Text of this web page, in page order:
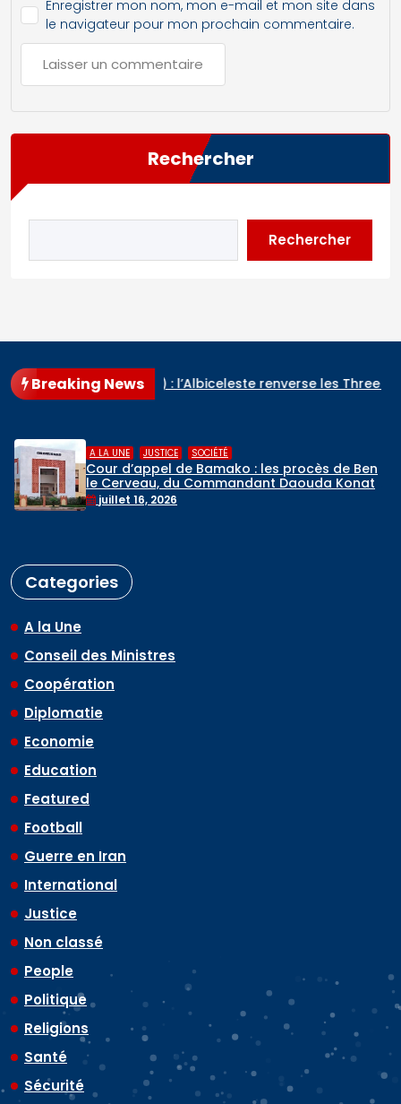
Enregistrer mon nom, mon e-mail et mon site dans
le navigateur pour mon prochain commentaire.
Rechercher
Rechercher
Breaking News
(2-1) : l’Albiceleste renverse les Three Lions et
A LA UNE , JUSTICE , SOCIÉTÉ
Cour d’appel de Bamako : les procès de Ben
le Cerveau, du Commandant Daouda Konaté
et de Ras Bath programmés
juillet 16, 2026
Categories
A la Une
Conseil des Ministres
Coopération
Diplomatie
Economie
Education
Featured
Football
Guerre en Iran
International
Justice
Non classé
People
Politique
Religions
Santé
Sécurité